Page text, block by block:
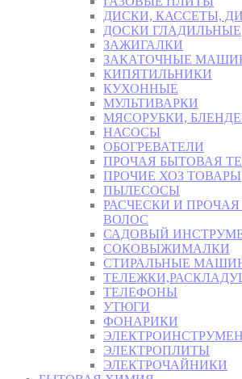
ДИСКИ, КАССЕТЫ,
ДОСКИ ГЛАДИЛЬНЫЕ
ЗАЖИГАЛКИ
ЗАКАТОЧНЫЕ
КИПЯТИЛЬНИКИ
КУХОННЫЕ
МУЛЬТИВАРКИ
МЯСОРУБКИ,
НАСОСЫ
ОБОГРЕВАТЕЛИ
ПРОЧАЯ БЫТОВАЯ
ПРОЧИЕ ХОЗ ТОВАРЫ
ПЫЛЕСОСЫ
РАСЧЕСКИ И
ВОЛОС
САДОВЫЙ
СОКОВЫЖИМАЛКИ
СТИРАЛЬНЫЕ
ТЕЛЕФОНЫ
УТЮГИ
ФОНАРИКИ
ЭЛЕКТРОПЛИТЫ
ЭЛЕКТРОЧАЙНИКИ